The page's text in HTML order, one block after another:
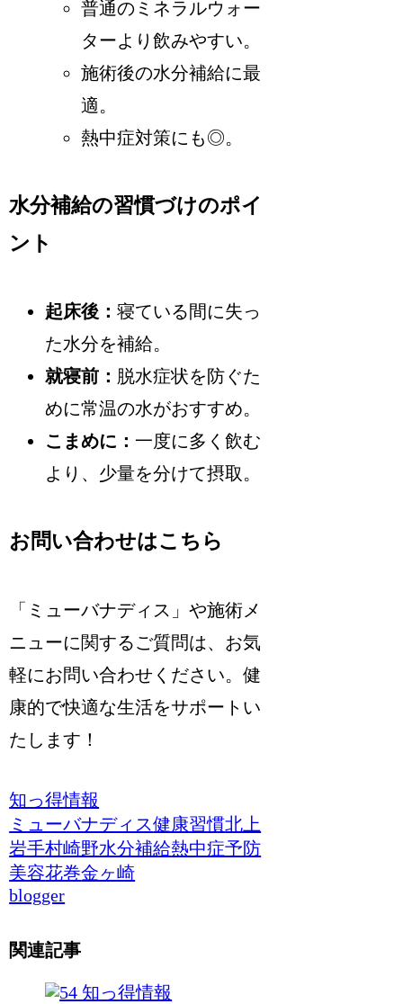
普通のミネラルウォー
ターより飲みやすい。
施術後の水分補給に最
適。
熱中症対策にも◎。
水分補給の習慣づけのポイ
ント
起床後：寝ている間に失っ
た水分を補給。
就寝前： 脱水症状を防ぐた
めに常温の水がおすすめ。
こまめに： 一度に多く飲む
より、少量を分けて摂取。
お問い合わせはこちら
「ミューバナディス」や施術メ
ニューに関するご質問は、お気
軽にお問い合わせください。健
康的で快適な生活をサポートい
たします！
知っ得情報
ミューバナディス健康習慣北上
岩手村崎野水分補給熱中症予防
美容花巻金ヶ崎
blogger
関連記事
知っ得情報